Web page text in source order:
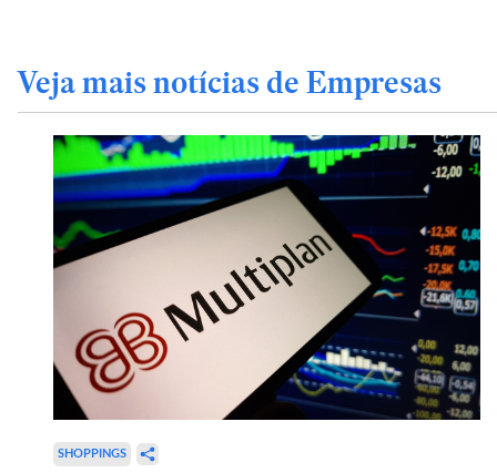
Veja mais notícias de Empresas
SHOPPINGS